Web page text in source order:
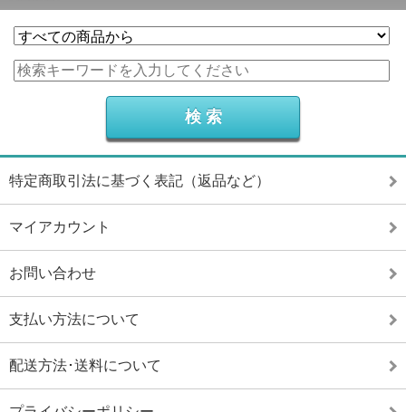
特定商取引法に基づく表記（返品など）
マイアカウント
お問い合わせ
支払い方法について
配送方法･送料について